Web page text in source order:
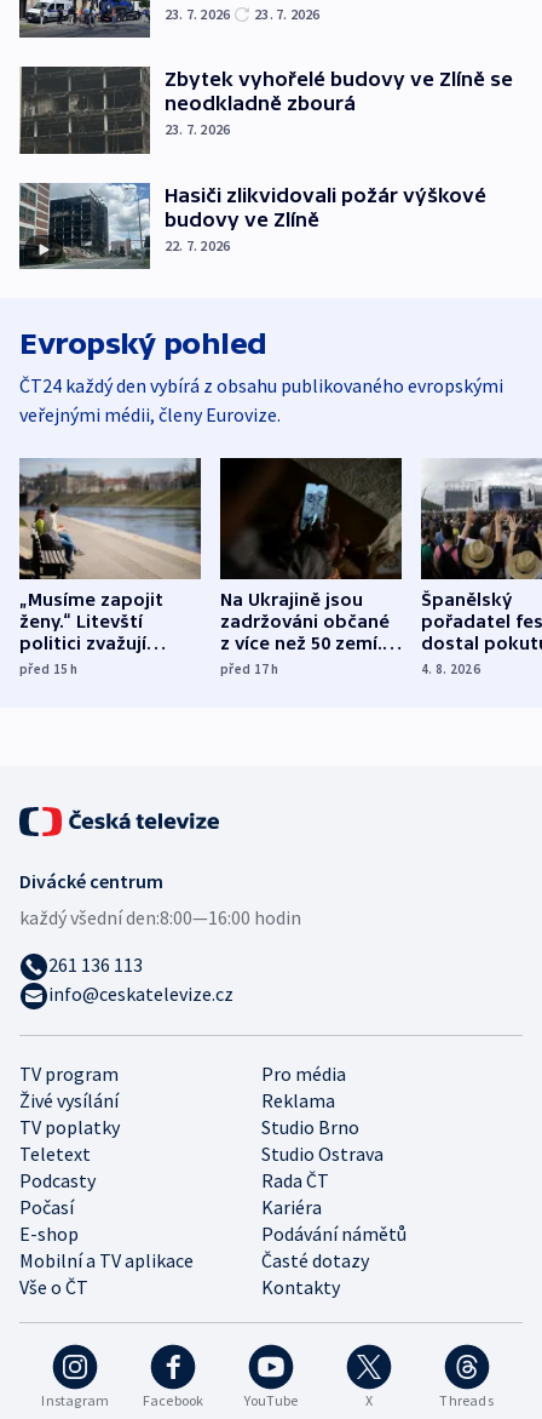
23. 7. 2026 23. 7. 2026
Zbytek vyhořelé budovy ve Zlíně se
neodkladně zbourá
23. 7. 2026
Hasiči zlikvidovali požár výškové
budovy ve Zlíně
22. 7. 2026
Evropský pohled
ČT24 každý den vybírá z obsahu publikovaného evropskými
veřejnými médii, členy Eurovize.
„Musíme zapojit
ženy.“ Litevští
politici zvažují
dohodu o
před 15h
Na Ukrajině jsou
zadržováni občané
z více než 50 zemí.
Bojovali na straně
před 17h
Španělský
pořadatel
dostal
nekalé
4. 8. 2026
Instagram Facebook YouTube X Threads
TV program
Pro média
Živé vysílání
Reklama
TV poplatky
Studio Brno
Teletext
Studio Ostrava
Podcasty
Rada ČT
Počasí
Kariéra
E-shop
Podávání námětů
Mobilní a TV aplikace
Časté dotazy
Vše o ČT
Kontakty
Divácké centrum
každý všední den:8:00—16:00 hodin
261 136 113
info@ceskatelevize.cz